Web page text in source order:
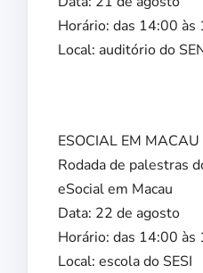
Horário: das 14:00 às
Local: auditório do
ESOCIAL EM MACAU
Rodada de palestras
eSocial em Macau
Data: 22 de agosto
Horário: das 14:00 às
Local: escola do SESI